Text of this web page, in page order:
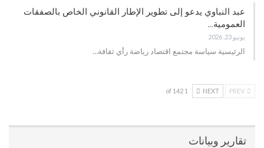
عبد النباوي يدعو إلى تطوير الإطار القانوني الخاص بالصفقات
العمومية…
يونيو 23, 2026
الرئيسية سياسة مجتمع اقتصاد رياضة رأي ثقافة…
NEXT
1 of 142
تقارير وبيانات